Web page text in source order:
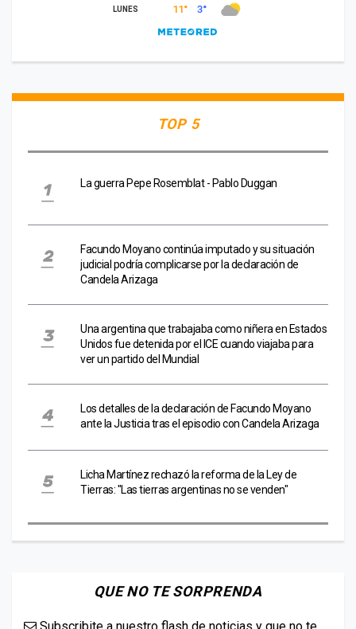
TOP 5
La guerra Pepe Rosemblat - Pablo Duggan
Facundo Moyano continúa imputado y su situación
judicial podría complicarse por la declaración de
Candela Arizaga
Una argentina que trabajaba como niñera en Estados
Unidos fue detenida por el ICE cuando viajaba para
ver un partido del Mundial
Los detalles de la declaración de Facundo Moyano
ante la Justicia tras el episodio con Candela Arizaga
Licha Martínez rechazó la reforma de la Ley de
Tierras: "Las tierras argentinas no se venden"
QUE NO TE SORPRENDA